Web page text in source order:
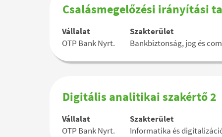
tartalmának
megtekintéséhez.
Pozíció
Csalásmegelőzési irányítási
Vállalat
OTP Bank Nyrt.
Szakterület
Bankbiztonság, jog és
Jelölje
a
szóköz
az
tartalmának
megtekintéséhez.
Pozíció
megnevezése
Digitális analitikai szakértő 2
Vállalat
OTP Bank Nyrt.
Szakterület
Informatika és
Jelölje
a
szóköz